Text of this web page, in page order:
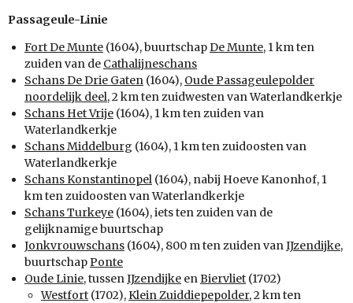
Passageule-Linie
Fort De Munte (1604), buurtschapDe Munte, 1 km ten
zuiden van de Cathalijneschans
Schans De Drie Gaten (1604), Oude Passageulepolder
noordelijk deel, 2 km ten zuidwesten van Waterlandkerkje
Schans Het Vrije (1604), 1 km ten zuiden van
Waterlandkerkje
Schans Middelburg (1604), 1 km ten zuidoosten van
Waterlandkerkje
Schans Konstantinopel (1604), nabij Hoeve Kanonhof, 1
km ten zuidoosten van Waterlandkerkje
Schans Turkeye (1604), iets ten zuiden van de
gelijknamige buurtschap
Jonkvrouwschans (1604), 800 m ten zuiden vanIJzendijke,
buurtschapPonte
Oude Linie, tussenIJzendijke enBiervliet (1702)
Westfort (1702),Klein Zuiddiepepolder, 2 km ten